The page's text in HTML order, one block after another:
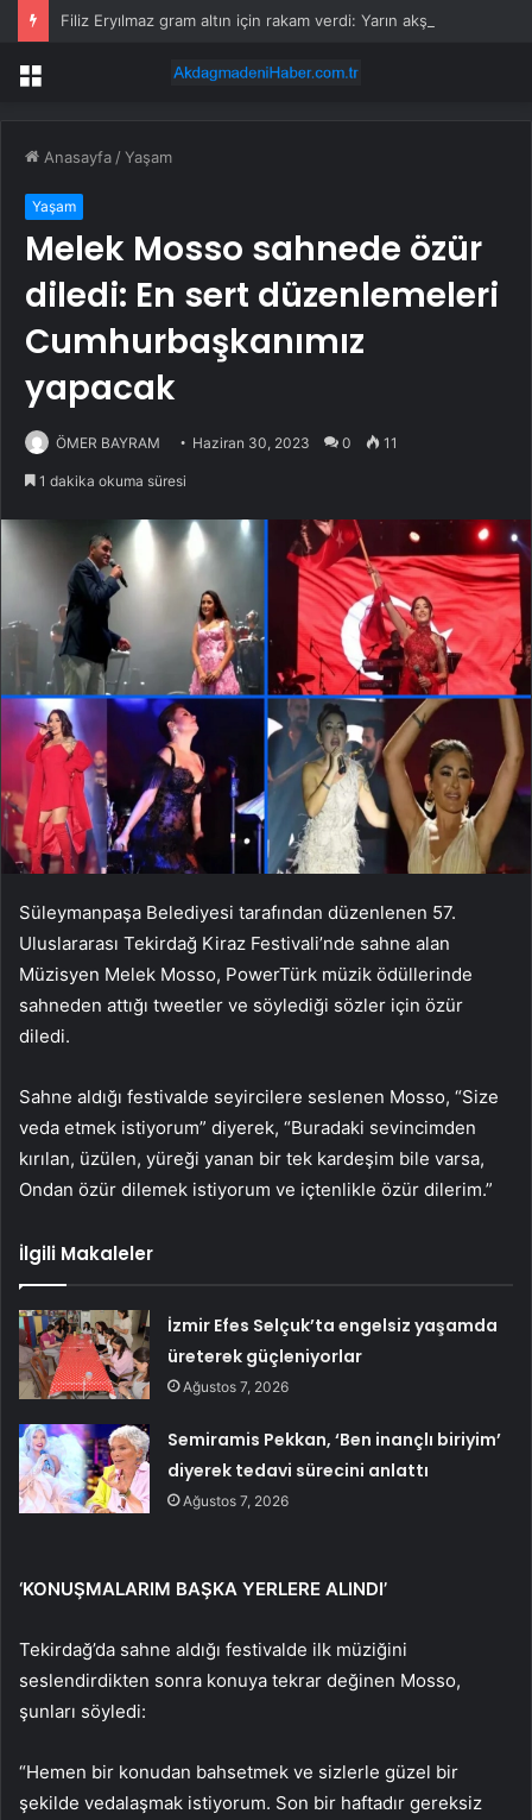
Menü
Anasayfa /Yaşam
Yaşam
Melek Mosso sahnede özür
diledi: En sert düzenlemeleri
Cumhurbaşkanımız
yapacak
ÖMER BAYRAM Haziran 30, 2023 0 11
1 dakika okuma süresi
Süleymanpaşa Belediyesi tarafından düzenlenen 57.
Uluslararası Tekirdağ Kiraz Festivali’nde sahne alan
Müzisyen Melek Mosso, PowerTürk müzik ödüllerinde
sahneden attığı tweetler ve söylediği sözler için özür
diledi.
Sahne aldığı festivalde seyircilere seslenen Mosso, “Size
veda etmek istiyorum” diyerek, “Buradaki sevincimden
kırılan, üzülen, yüreği yanan bir tek kardeşim bile varsa,
Ondan özür dilemek istiyorum ve içtenlikle özür dilerim.”
İlgili Makaleler
İzmir Efes Selçuk’ta engelsiz yaşamda
üreterek güçleniyorlar
Ağustos 7, 2026
Semiramis Pekkan, ‘Ben inançlı biriyim’
diyerek tedavi sürecini anlattı
Ağustos 7, 2026
‘KONUŞMALARIM BAŞKA YERLERE ALINDI’
Tekirdağ’da sahne aldığı festivalde ilk müziğini
seslendirdikten sonra konuya tekrar değinen Mosso,
şunları söyledi:
“Hemen bir konudan bahsetmek ve sizlerle güzel bir
şekilde vedalaşmak istiyorum. Son bir haftadır gereksiz